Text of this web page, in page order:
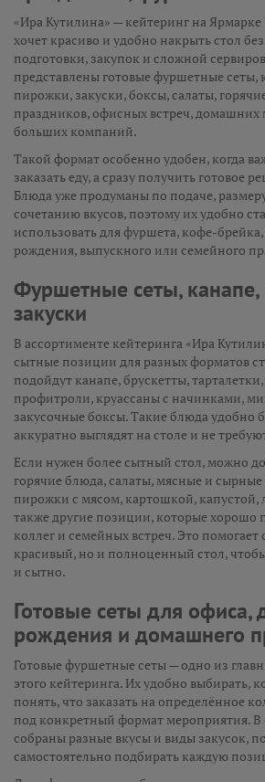
«Ира Кутилина» — кейтеринг на Ярмарке
хочет красиво и удобно накрыть стол
подготовки, закупок и сложной
представлены готовые фуршетные сеты,
пирожки, закуски, боксы, салаты,
праздников, офисных встреч,
больших компаний.
Такой формат особенно удобен, когда
заказать еду, а сразу получить готовое
Блюда уже продуманы по подаче,
сочетанию вкусов, поэтому их удобно
использовать для фуршета, кофе-
рождения, выпускного или семейного
Фуршетные сеты,
закуски
В ассортименте кейтеринга «Ира
сытные позиции для разных форматов
подойдут канапе, брускетты,
профитроли, круассаны с начинками,
закусочные боксы. Такие блюда удобно
аккуратно выглядят на столе и не
Если нужен более сытный стол, можно
горячие блюда, салаты, мясные и
пирожки с мясом, картошкой, капустой,
также другие позиции, которые хорошо
коллег и семейных встреч. Это помогает
красивый, но и полноценный стол,
и сытно.
Готовые сеты для офиса,
рождения и домашнего
Готовые фуршетные сеты — одно из
этого кейтеринга. Их удобно выбирать,
понять, что заказать на определённое
под конкретный формат мероприятия.
собраны разные вкусы и виды закусок,
самостоятельно подбирать каждую